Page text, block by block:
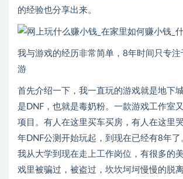
的经验也分享出来。
我与游戏的经历非常简单，8年时间只专注
游
首先介绍一下，我一直玩的游戏就是地下
是DNF，也就是毒奶粉。一款游戏工作室
项目。有人在这里买车买房，有人在这里
年DNF公测开始玩起，到现在已经有8年
我从大学到现在走上工作岗位，有很多的
戏里被骗过，被盗过，坎坎坷坷慢慢的脱